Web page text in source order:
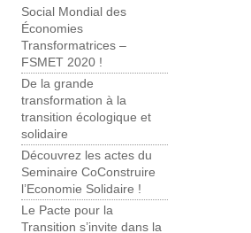
Social Mondial des
Économies
Transformatrices –
FSMET 2020 !
De la grande
transformation à la
transition écologique et
solidaire
Découvrez les actes du
Seminaire CoConstruire
l’Economie Solidaire !
Le Pacte pour la
Transition s’invite dans la